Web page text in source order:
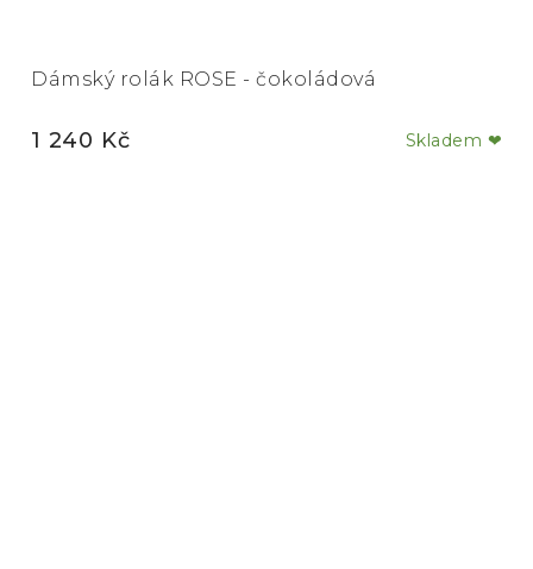
Dámský rolák ROSE - čokoládová
Skladem ❤
1 240 Kč